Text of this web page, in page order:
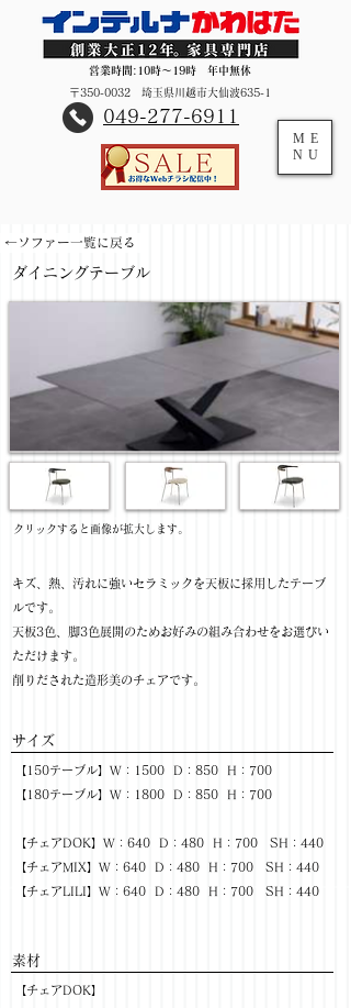
営業時間:10時～19時 年中無休
〒350-0032 埼玉県川越市大仙波635-1
​049-277-6911
ME
NU
←ソファー一覧に戻る
ダイニングテーブル
​クリックすると画像が拡大します。
キズ、熱、汚れに強いセラミックを天板に採用したテーブ
ルです。
天板3色、脚3色展開のためお好みの組み合わせをお選びい
ただけます。
削りだされた造形美のチェアです。
サイズ
【150テーブル】W：1500 D：850 H：700
【180テーブル】W：1800 D：850 H：700
【チェアDOK】W：640 D：480 H：700 SH：440
【チェアMIX】W：640 D：480 H：700 SH：440
【チェアLILI】W：640 D：480 H：700 SH：440
​素材
【チェアDOK】